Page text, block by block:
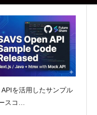
APIを活用したサンプル
スコ…